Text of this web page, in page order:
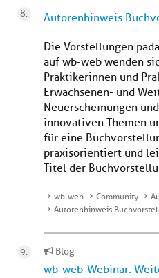
Autorenhinweis
Die Vorstellungen
auf wb-web wenden
Praktikerinnen und
Erwachsenen- und
Neuerscheinungen
innovativen Themen
für eine
praxisorientiert und
Titel der
wb-web Community
Autorenhinweis
Blog
wb-web-Webinar: